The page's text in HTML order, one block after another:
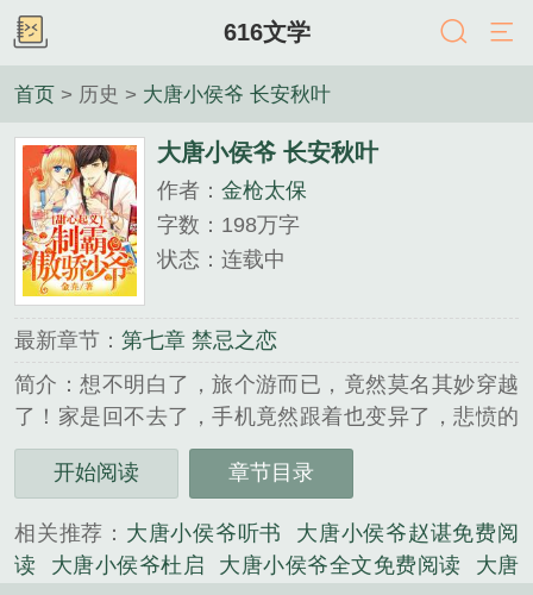
616文学
首页 > 历史 > 大唐小侯爷 长安秋叶
大唐小侯爷 长安秋叶
作者： 金枪太保
字数：198万字
状态：连载中
最新章节： 第七章 禁忌之恋
简介：想不明白了，旅个游而已，竟然莫名其妙穿越
了！家是回不去了，手机竟然跟着也变异了，悲愤的
倒霉蛋只能一步一步从秦岭深处走出。谁知倒霉的在
渭水河边遇上刚刚被突厥打劫一空的倒霉李二。“陛
济，民生困苦，朕还要灭突厥、平西域、征高句丽、
国内......
开始阅读 章节目录
相关推荐： 大唐小侯爷听书
大唐小侯爷赵谌免费阅
读
大唐小侯爷杜启 大唐小侯爷全文免费阅读
大唐